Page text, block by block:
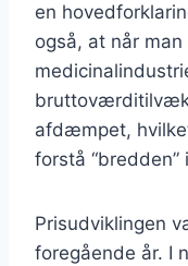
en
også, at når
afdæmpet,
forstå
Prisudviklingen
foregående år. I